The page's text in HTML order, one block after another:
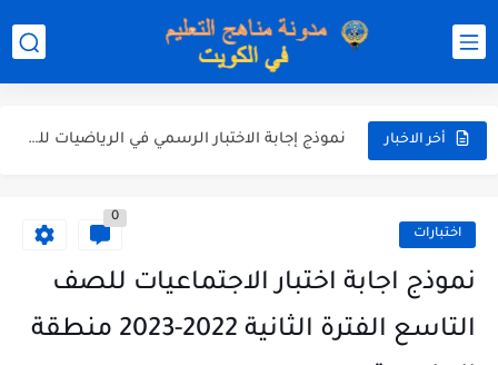
أخر الاخبار
نموذج إجابة الاختبار الرسمي في التربية الاسلامية للصف العاشر الفترة...
نموذج إجابة الاختبار الرسمي في الرياضيات للصف العاشر الفترة الثانية...
مذكرة شاملة في القران الكريم للصف الثاني عشر الفصل الثاني...
مذكرة التغذية في النباتات أحياء الصف الحادي عشر العلمي الفصل...
اختبارات
0
نموذج اجابة اختبار الاجتماعيات للصف
التاسع الفترة الثانية 2022-2023 منطقة